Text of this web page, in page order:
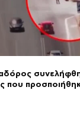
που